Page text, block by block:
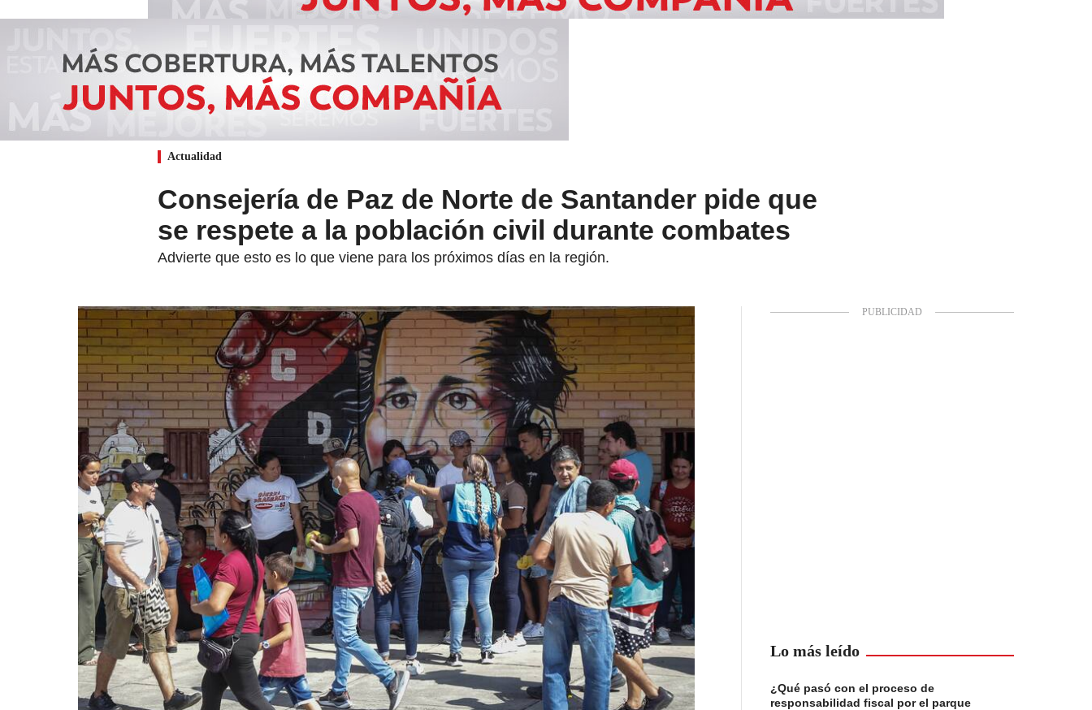
Actualidad
Consejería de Paz de Norte de Santander pide que
se respete a la población civil durante combates
Advierte que esto es lo que viene para los próximos días en la región.
Lo más leído
¿Qué pasó con el proceso de
responsabilidad fiscal por el parque